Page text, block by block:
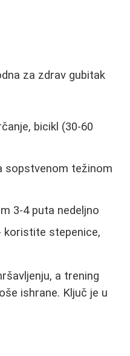
za zdrav gubitak
bicikl (30-60
sopstvenom težinom
3-4 puta nedeljno
koristite stepenice,
a trening
ishrane. Ključ je u